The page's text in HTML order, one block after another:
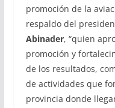
promoción de la
respaldo del
Abinader, “quien
promoción y
de los resultados,
de actividades que
provincia donde